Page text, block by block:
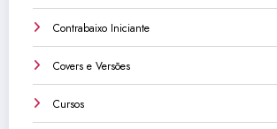
Contrabaixo Iniciante
Covers e Versões
Cursos